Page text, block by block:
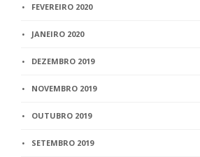
FEVEREIRO 2020
JANEIRO 2020
DEZEMBRO 2019
NOVEMBRO 2019
OUTUBRO 2019
SETEMBRO 2019